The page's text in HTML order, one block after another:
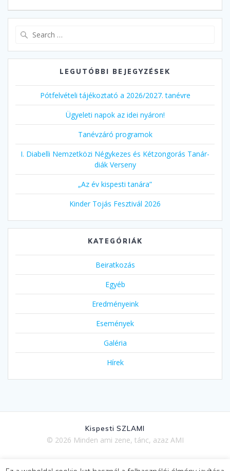
LEGUTÓBBI BEJEGYZÉSEK
Pótfelvételi tájékoztató a 2026/2027. tanévre
Ügyeleti napok az idei nyáron!
Tanévzáró programok
I. Diabelli Nemzetközi Négykezes és Kétzongorás Tanár-
diák Verseny
„Az év kispesti tanára”
Kinder Tojás Fesztivál 2026
KATEGÓRIÁK
Beiratkozás
Egyéb
Eredményeink
Események
Galéria
Hírek
Kispesti SZLAMI
© 2026 Minden ami zene, tánc, azaz AMI